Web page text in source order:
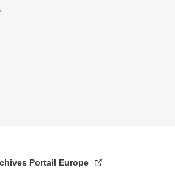
Portail Europe